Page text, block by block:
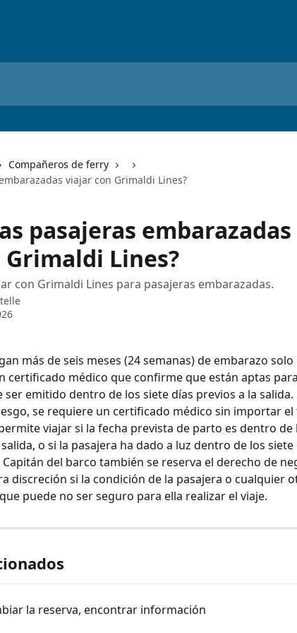
Compañeros de ferry
viajar con Grimaldi Lines?
pasajeras embarazadas
Lines?
con Grimaldi Lines para pasajeras embarazadas.
más de seis meses (24 semanas) de embarazo
certificado médico que confirme que están aptas
ser emitido dentro de los siete días previos a la salida.
se requiere un certificado médico sin importar
viajar si la fecha prevista de parto es dentro de
o si la pasajera ha dado a luz dentro de los siete
Capitán del barco también se reserva el derecho de
discreción si la condición de la pasajera o cualquier
puede no ser seguro para ella realizar el viaje.
la reserva, encontrar información